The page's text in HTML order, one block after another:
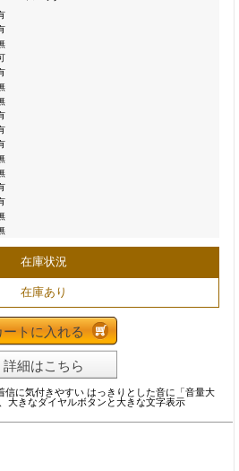
在庫状況
在庫あり
ートに入れる
詳細はこちら
信に気付きやすい はっきりとした音に「音量大
大きなダイヤルボタンと大きな文字表示